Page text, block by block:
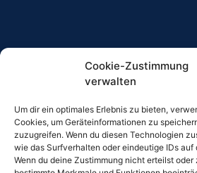
Cookie-Zustimmung
verwalten
Um dir ein optimales Erlebnis zu bieten,
Cookies, um Geräteinformationen zu
zuzugreifen. Wenn du diesen Technologien
wie das Surfverhalten oder eindeutige IDs auf
Wenn du deine Zustimmung nicht erteilst